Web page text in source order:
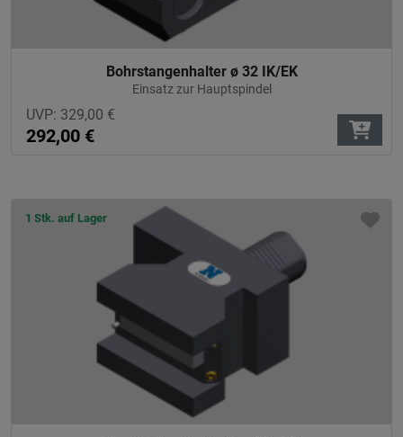
Bohrstangenhalter ø 32 IK/EK
Einsatz zur Hauptspindel
UVP: 329,00 €
292,00 €
1 Stk. auf Lager